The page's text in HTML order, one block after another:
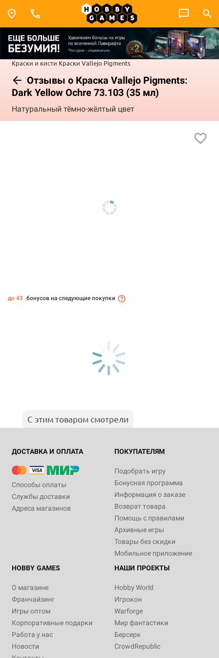
Краски и кисти Краски Vallejo Pigments
Отзывы о Краска Vallejo Pigments:
Dark Yellow Ochre 73.103 (35 мл)
Натуральный тёмно-жёлтый цвет
до 43 бонусов на следующие покупки
С этим товаром смотрели
ДОСТАВКА И ОПЛАТА
Способы оплаты
Службы доставки
Адреса магазинов
ПОКУПАТЕЛЯМ
Подобрать игру
Бонусная программа
Информация о заказе
Возврат товара
Помощь с правилами
Архивные игры
Товары без скидки
Мобильное приложение
HOBBY GAMES
О магазине
Франчайзинг
Игры оптом
Корпоративные подарки
Работа у нас
Новости
НАШИ ПРОЕКТЫ
Hobby World
Игрокон
Warforge
Мир фантастики
Берсерк
CrowdRepublic